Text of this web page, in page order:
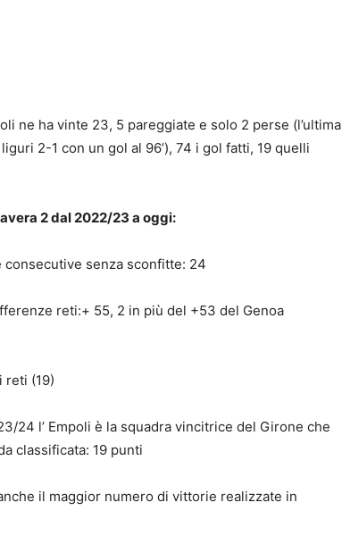
ne ha vinte 23, 5 pareggiate e solo 2 perse (l’ultima
2-1 con un gol al 96’), 74 i gol fatti, 19 quelli
2 dal 2022/23 a oggi:
senza sconfitte: 24
reti:+ 55, 2 in più del +53 del Genoa
reti (19)
24 l’ Empoli è la squadra vincitrice del Girone che
classificata: 19 punti
il maggior numero di vittorie realizzate in